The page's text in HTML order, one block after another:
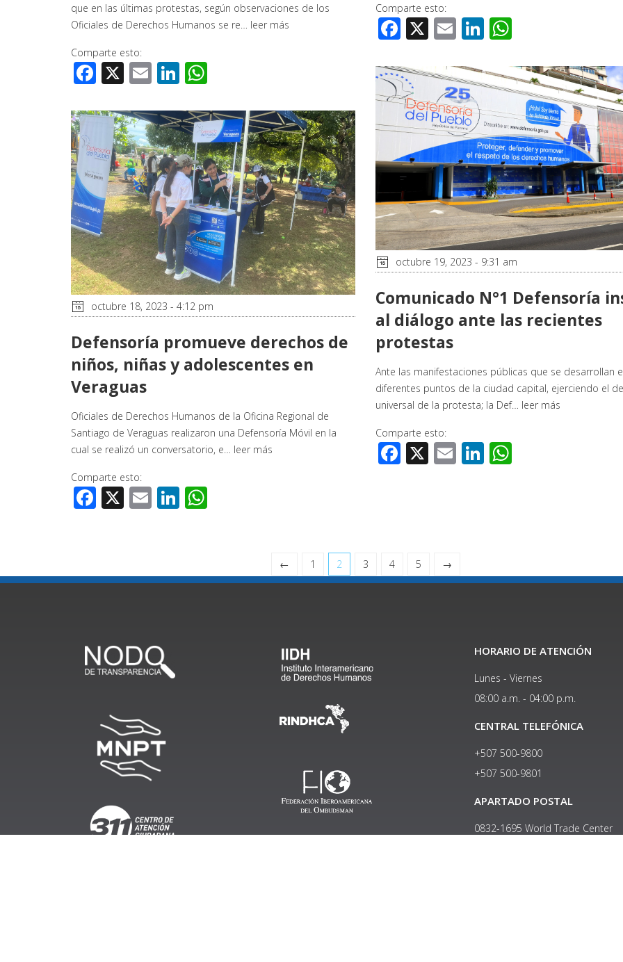
Comparte esto:
Facebook
X EmailLinkedIn
que en las últimas protestas, según observaciones de los
Oficiales de Derechos Humanos se re… leer más
Comparte esto:
Facebook
X EmailLinkedIn
octubre 19, 2023 - 9:31 am
Comunicado N°1 Defensoría
al diálogo ante las recientes
protestas
Ante las manifestaciones públicas que se desarrollan
diferentes puntos de la ciudad capital, ejerciendo el
universal de la protesta; la Def… leer más
Comparte esto:
Facebook
X EmailLinkedIn
octubre 18, 2023 - 4:12 pm
Defensoría promueve derechos de
niños, niñas y adolescentes en
Veraguas
Oficiales de Derechos Humanos de la Oficina Regional de
Santiago de Veraguas realizaron una Defensoría Móvil en la
cual se realizó un conversatorio, e… leer más
Comparte esto:
Facebook
X EmailLinkedIn
← 1 2 3 4 5 →
HORARIO DE ATENCIÓN
Lunes - Viernes
08:00 a.m. - 04:00 p.m.
CENTRAL TELEFÓNICA
+507 500-9800
+507 500-9801​
APARTADO POSTAL
0832-1695 World Trade Center